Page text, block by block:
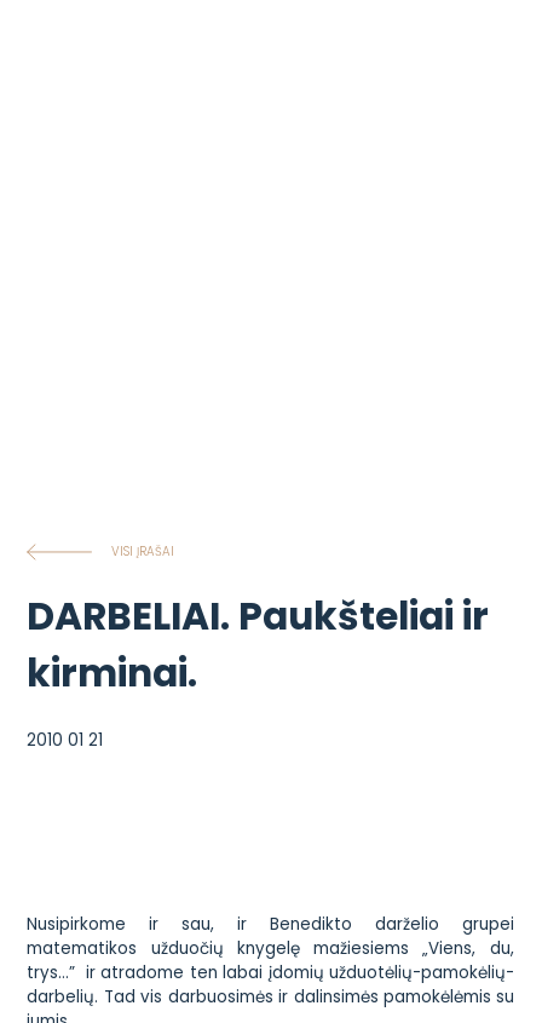
VISI ĮRAŠAI
DARBELIAI. Paukšteliai ir
kirminai.
2010 01 21
Nusipirkome ir sau, ir Benedikto darželio grupei
matematikos užduočių knygelę mažiesiems„Viens, du,
trys…” ir atradome ten labai įdomių užduotėlių-pamokėlių-
darbelių. Tad vis darbuosimės ir dalinsimės pamokėlėmis su